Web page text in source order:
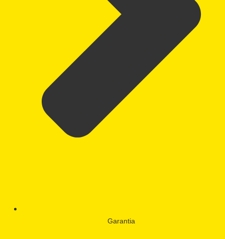
Garantia